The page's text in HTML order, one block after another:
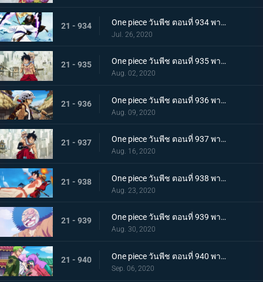
21 - 934 One piece วันพีช ตอนที่ 934 พากย์ไทย สถานะการณ์พลิกผัน! วิชาสามดาบข้ามเงื้อมมือมัจจุราช!
Jul. 26, 2020
21 - 935 One piece วันพีช ตอนที่ 935 พากย์ไทย โซโลต้องตะลึง! ตัวตนที่แท้จริงของสาวงามผู้เลอโฉม
Aug. 02, 2020
21 - 936 One piece วันพีช ตอนที่ 936 พากย์ไทย เรียนรู้ถึงแก่น ฮาคิแห่งวาโนะ ริวโอ!
Aug. 09, 2020
21 - 937 One piece วันพีช ตอนที่ 937 พากย์ไทย โทโนะยาสุ! ผู้เป็นที่รักของเมืองเอบิสุ!
Aug. 16, 2020
21 - 938 One piece วันพีช ตอนที่ 938 พากย์ไทย สะเทือนทั่วหล้า ตัวตนที่แท้จริงของจอมโจรเจ้าหนูสามฉลู
Aug. 23, 2020
21 - 939 One piece วันพีช ตอนที่ 939 พากย์ไทย ความเจ็บปวดของพวกพ้อง! การช่วยเหลือโทโนะยาสุที่ถูกจับ
Aug. 30, 2020
21 - 940 One piece วันพีช ตอนที่ 940 พากย์ไทย ความโกรธของโซโล ตัวตนที่แท้จริงของผลสไมล์!
Sep. 06, 2020